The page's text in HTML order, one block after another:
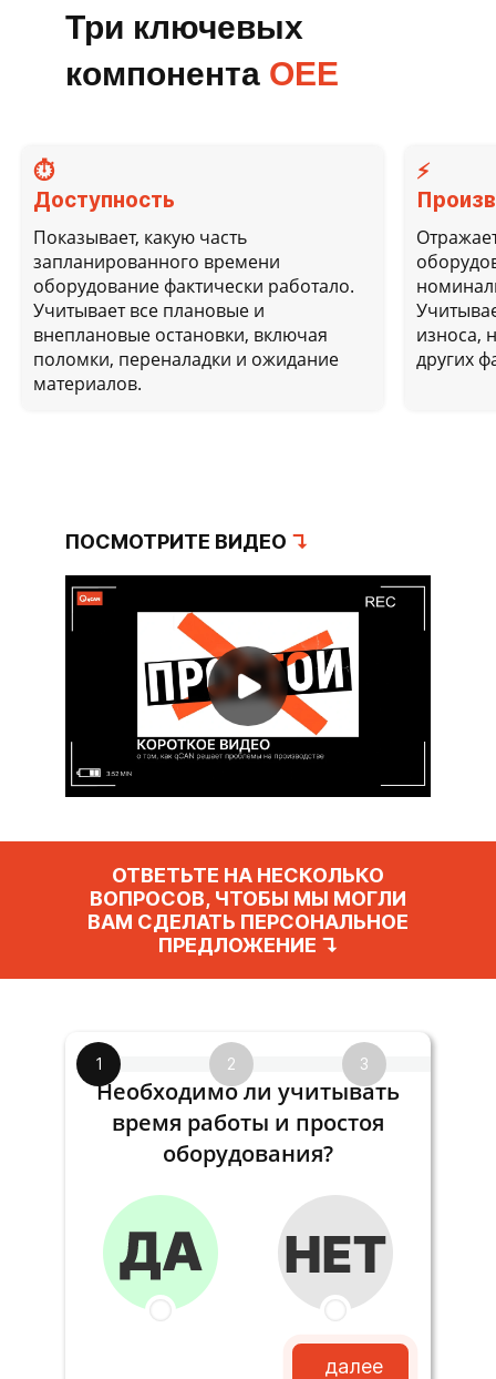
Три ключевых
компонента ОЕЕ
⏱️
Доступность
Показывает, какую часть
запланированного времени
оборудование фактически работало.
Учитывает все плановые и
внеплановые остановки, включая
поломки, переналадки и ожидание
материалов.
⚡
износа,
других
ПОСМОТРИТЕ ВИДЕО ↴
ОТВЕТЬТЕ НА НЕСКОЛЬКО
ВОПРОСОВ, ЧТОБЫ МЫ МОГЛИ
ВАМ СДЕЛАТЬ ПЕРСОНАЛЬНОЕ
ПРЕДЛОЖЕНИЕ ↴
1 2 3
Необходимо ли учитывать
время работы и простоя
оборудования?
далее